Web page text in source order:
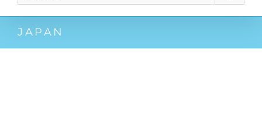
JAPAN